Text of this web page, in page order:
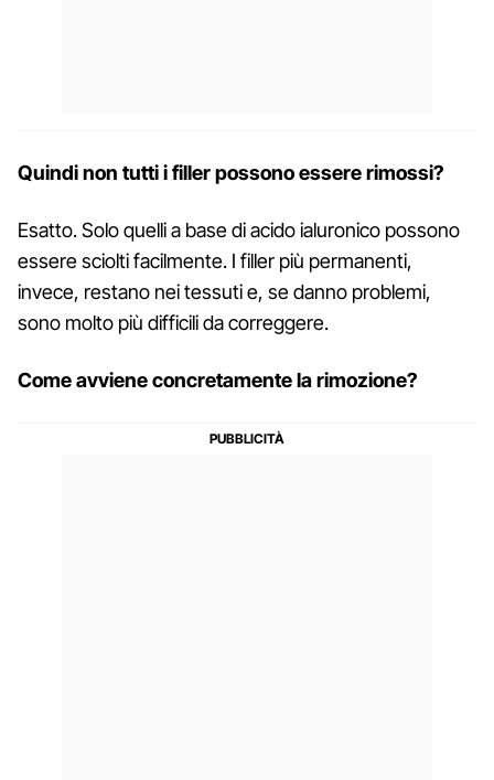
Quindi non tutti i filler possono essere rimossi?
Esatto. Solo quelli a base di acido ialuronico possono
essere sciolti facilmente. I filler più permanenti,
invece, restano nei tessuti e, se danno problemi,
sono molto più difficili da correggere.
Come avviene concretamente la rimozione?